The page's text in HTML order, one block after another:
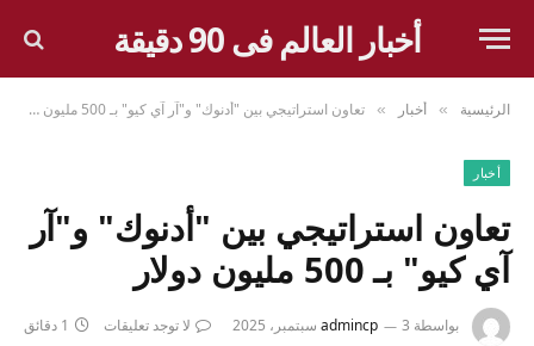
أخبار العالم فى 90 دقيقة
الرئيسية » أخبار » تعاون استراتيجي بين "أدنوك" و"آر آي كيو" بـ 500 مليون دولار
أخبار
تعاون استراتيجي بين "أدنوك" و"آر
آي كيو" بـ 500 مليون دولار
بواسطة admincp 3 سبتمبر، 2025 لا توجد تعليقات 1 دقائق